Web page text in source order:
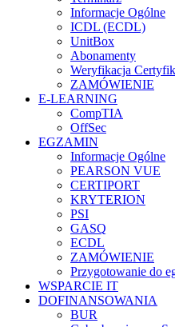
Informacje Ogólne
ICDL (ECDL)
UnitBox
Abonamenty
Weryfikacja
ZAMÓWIENIE
E-LEARNING
CompTIA
OffSec
EGZAMIN
Informacje Ogólne
PEARSON VUE
CERTIPORT
KRYTERION
PSI
GASQ
ECDL
ZAMÓWIENIE
Przygotowanie do
WSPARCIE IT
DOFINANSOWANIA
BUR